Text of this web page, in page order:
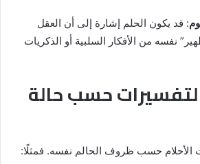
: قد يكون الحلم إشارة إلى أن العقل
نفسه من الأفكار السلبية أو الذكريات
حسب حالة
الأحلام حسب ظروف الحالم نفسه. فمثلًا: